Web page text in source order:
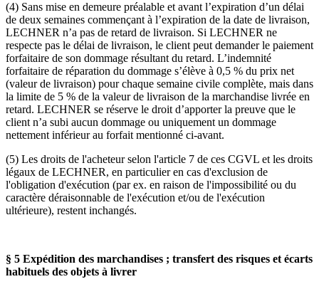
(4) Sans mise en demeure préalable et avant l’expiration d’un délai
de deux semaines commençant à l’expiration de la date de livraison,
LECHNER n’a pas de retard de livraison. Si LECHNER ne
respecte pas le délai de livraison, le client peut demander le paiement
forfaitaire de son dommage résultant du retard. L’indemnité
forfaitaire de réparation du dommage s’élève à 0,5 % du prix net
(valeur de livraison) pour chaque semaine civile complète, mais dans
la limite de 5 % de la valeur de livraison de la marchandise livrée en
retard. LECHNER se réserve le droit d’apporter la preuve que le
client n’a subi aucun dommage ou uniquement un dommage
nettement inférieur au forfait mentionné ci-avant.
(5) Les droits de l'acheteur selon l'article 7 de ces CGVL et les droits
légaux de LECHNER, en particulier en cas d'exclusion de
l'obligation d'exécution (par ex. en raison de l'impossibilité ou du
caractère déraisonnable de l'exécution et/ou de l'exécution
ultérieure), restent inchangés.
§ 5 Expédition des marchandises ; transfert des risques et écarts
habituels des objets à livrer